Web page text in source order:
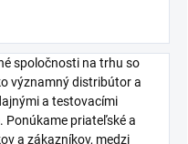
spoločnosti na trhu so
významný distribútor a
a testovacími
priateľské a
a zákazníkov, medzi